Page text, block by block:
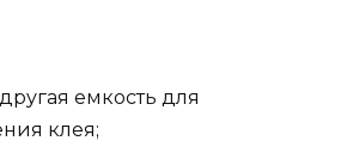
емкость для
клея;